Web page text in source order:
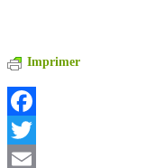
Imprimer
Facebook
Twitter